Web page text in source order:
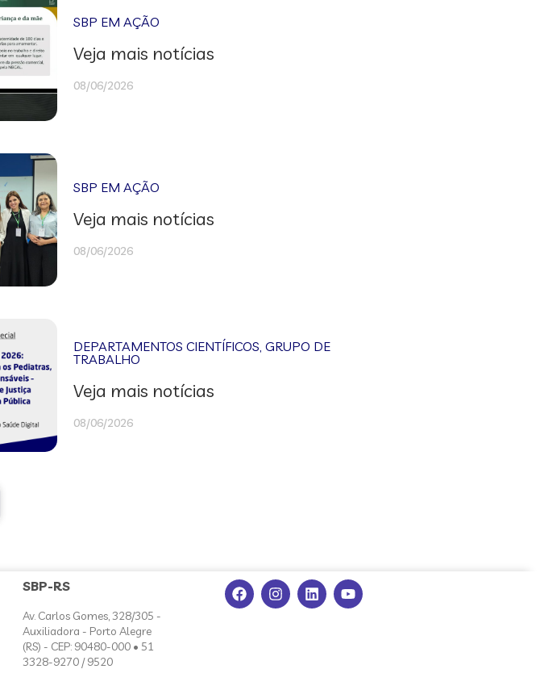
SBP EM AÇÃO
Veja mais notícias
08/06/2026
SBP EM AÇÃO
Veja mais notícias
08/06/2026
DEPARTAMENTOS CIENTÍFICOS,GRUPO DE
TRABALHO
Veja mais notícias
08/06/2026
SBP-RS
Av. Carlos Gomes, 328/305 -
Auxiliadora - Porto Alegre
(RS) - CEP: 90480-000 • 51
3328-9270 / 9520